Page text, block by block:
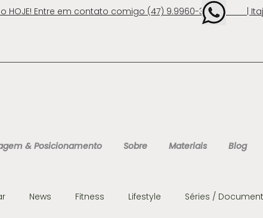
HOJE! Entre em contato comigo (47) 9.9960-3131 |
& Posicionamento Sobre Materiais Blog
News Fitness Lifestyle Séries /